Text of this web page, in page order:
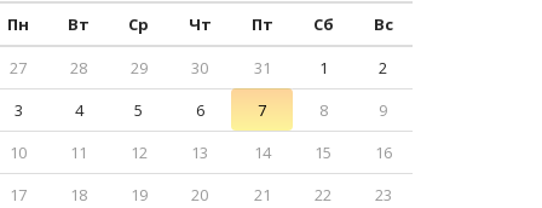
Пн
Вт Ср Чт Пт Сб
Вс
27
28 29 30 31 1
2
3
4 5 6 7 8
9
10
11 12 13 14 15
16
17
18 19 20 21 22
23